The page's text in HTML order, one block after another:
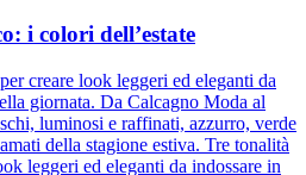
i colori dell’estate
creare look leggeri ed eleganti da
giornata. Da Calcagno Moda al
luminosi e raffinati, azzurro, verde
della stagione estiva. Tre tonalità
leggeri ed eleganti da indossare in